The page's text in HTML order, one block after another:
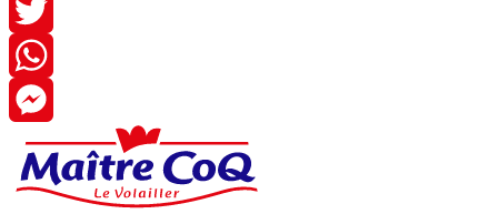
Facebook
Twitter
WhatsApp
Messenger